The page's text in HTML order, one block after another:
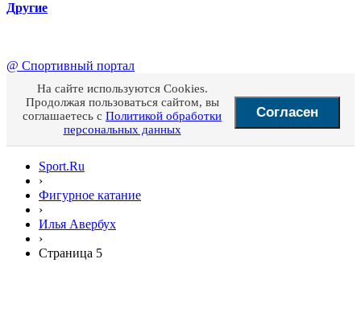
Другие
@ Спортивный портал
На сайте используются Cookies.
Продолжая пользоваться сайтом, вы
соглашаетесь с Политикой обработки
персональных данных
Согласен
Sport.Ru
›
Фигурное катание
›
Илья Авербух
›
Страница 5